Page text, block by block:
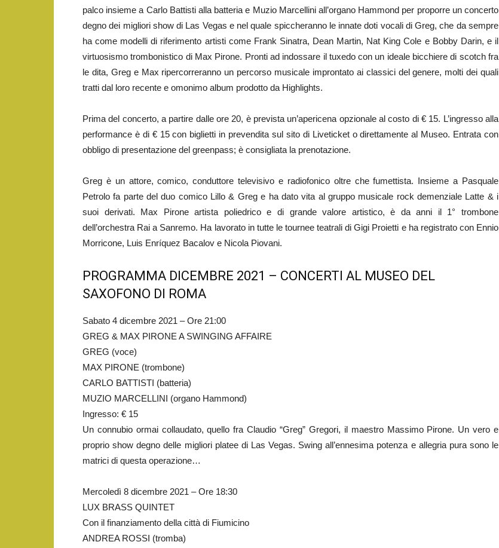
palco insieme a Carlo Battisti alla batteria e Muzio Marcellini all’organo Hammond per proporre un concerto
degno dei migliori show di Las Vegas e nel quale spiccheranno le innate doti vocali di Greg, che da sempre
ha come modelli di riferimento artisti come Frank Sinatra, Dean Martin, Nat King Cole e Bobby Darin, e il
virtuosismo trombonistico di Max Pirone. Pronti ad indossare il tuxedo con un ideale bicchiere di scotch fra
le dita, Greg e Max ripercorreranno un percorso musicale improntato ai classici del genere, molti dei quali
tratti dal loro recente e omonimo album prodotto da Highlights.
Prima del concerto, a partire dalle ore 20, è prevista un’apericena opzionale al costo di € 15. L’ingresso alla
performance è di € 15 con biglietti in prevendita sul sito di Liveticket o direttamente al Museo. Entrata con
obbligo di presentazione del greenpass; è consigliata la prenotazione.
Greg è un attore, comico, conduttore televisivo e radiofonico oltre che fumettista. Insieme a Pasquale
Petrolo fa parte del duo comico Lillo & Greg e ha dato vita al gruppo musicale rock demenziale Latte & i
suoi derivati. Max Pirone artista poliedrico e di grande valore artistico, è da anni il 1° trombone
dell’orchestra Rai a Sanremo. Ha lavorato in tutte le tournee teatrali di Gigi Proietti e ha registrato con Ennio
Morricone, Luis Enríquez Bacalov e Nicola Piovani.
PROGRAMMA DICEMBRE 2021 – CONCERTI AL MUSEO DEL
SAXOFONO DI ROMA
Sabato 4 dicembre 2021 – Ore 21:00
GREG & MAX PIRONE A SWINGING AFFAIRE
GREG (voce)
MAX PIRONE (trombone)
CARLO BATTISTI (batteria)
MUZIO MARCELLINI (organo Hammond)
Ingresso: € 15
Un connubio ormai collaudato, quello fra Claudio “Greg” Gregori, il maestro Massimo Pirone. Un vero e
proprio show degno delle migliori platee di Las Vegas. Swing all’ennesima potenza e allegria pura sono le
matrici di questa operazione…
Mercoledì 8 dicembre 2021 – Ore 18:30
LUX BRASS QUINTET
Con il finanziamento della città di Fiumicino
ANDREA ROSSI (tromba)